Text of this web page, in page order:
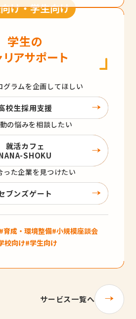
け・学生向け
学生の
リアサポート
グラムを企画してほしい
校生採用支援
の悩みを相談したい
就活カフェ
SHOKU
った企業を見つけたい
ブンズゲート
育成・環境整備#小規模座談会
校向け#学生向け
サービス一覧へ